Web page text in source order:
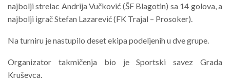
najbolji strelac Andrija Vučković (ŠF Blagotin) sa 14 golova, a
najbolji igrač Stefan Lazarević (FK Trajal – Prosoker).
Na turniru je nastupilo deset ekipa podeljenih u dve grupe.
Organizator takmičenja bio je Sportski savez Grada
Kruševca.